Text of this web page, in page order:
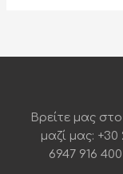
Βρείτε μας
μαζί μας: +30
6947 916